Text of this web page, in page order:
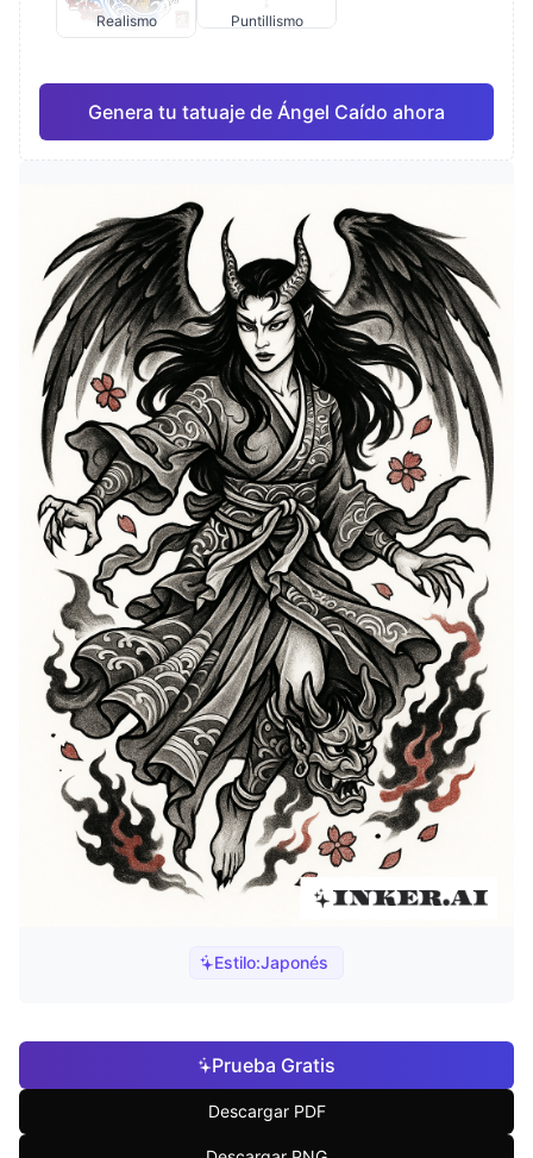
Estilo:Japonés
Realismo Puntillismo
Genera tu tatuaje de Ángel Caído ahora
Prueba Gratis
Descargar PDF